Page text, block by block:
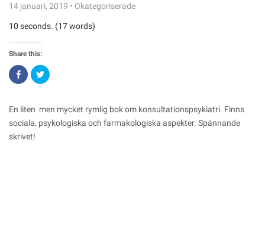
14 januari, 2019 • Okategoriserade
10 seconds. (17 words)
Share this:
Click
to
share
(Opens
in
new
window)
Click
to
(Opens
in
new
window)
En liten men mycket rymlig bok om konsultationspsykiatri. Finns
sociala, psykologiska och farmakologiska aspekter. Spännande
skrivet!